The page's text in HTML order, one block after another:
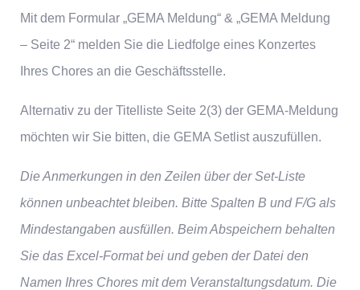
Mit dem Formular „GEMA Meldung“ & „GEMA Meldung
– Seite 2“ melden Sie die Liedfolge eines Konzertes
Ihres Chores an die Geschäftsstelle.
Alternativ zu der Titelliste Seite 2(3) der GEMA-Meldung
möchten wir Sie bitten, die GEMA Setlist auszufüllen.
Die Anmerkungen in den Zeilen über der Set-Liste
können unbeachtet bleiben. Bitte Spalten B und F/G als
Mindestangaben ausfüllen. Beim Abspeichern behalten
Sie das Excel-Format bei und geben der Datei den
Namen Ihres Chores mit dem Veranstaltungsdatum. Die